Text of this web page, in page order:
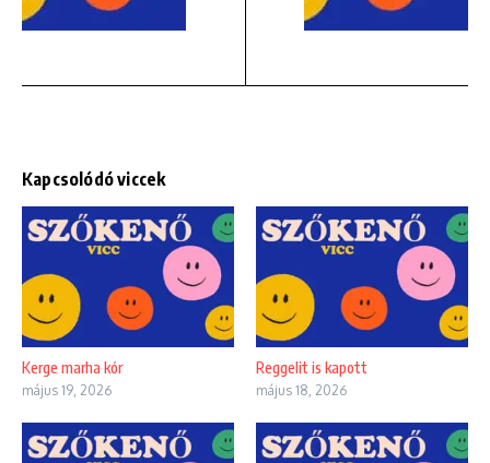
Kapcsolódó viccek
Kerge marha kór
május 19, 2026
Reggelit is kapott
május 18, 2026